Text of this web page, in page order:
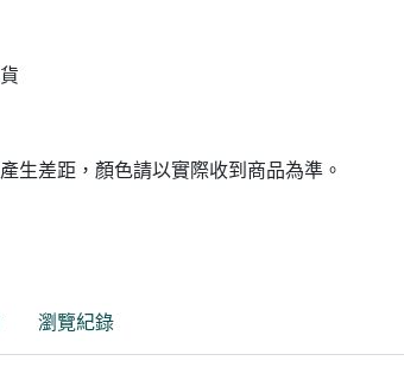
生差距，顏色請以實際收到商品為準。
瀏覽紀錄